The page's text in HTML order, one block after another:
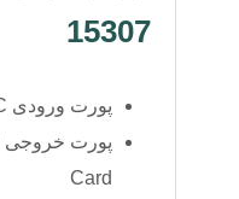
15307
پورت ورودی USB-C
Card